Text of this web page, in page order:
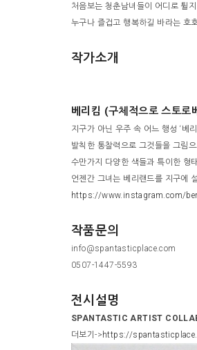
처음보는 청춘남녀들이 어디로 튈
누구나 즐겁고 행복하길 바라는 호
작가소개
베리킴 (구체적으로 스토로
지구가 아닌 우주 속 어느 행성 ‘베
발칙한 통찰력으로 그것들을 그림
수만가지 다양한 색들과 특이한 형
언젠간 그녀는 베리랜드를 지구에
https://www.instagram.com/
작품문의
info@spantasticplace.com
0507-1447-5593
전시설명
SPANTASTIC ARTIST
더보기->https://